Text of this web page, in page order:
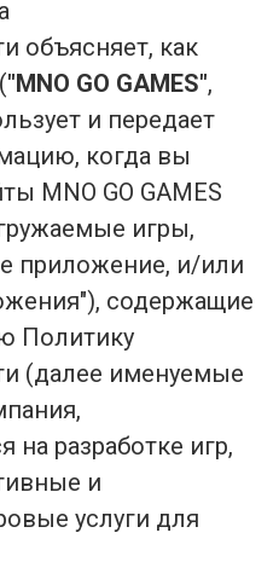
объясняет, как
"MNO GO GAMES",
и передает
когда вы
MNO GO GAMES
игры,
приложение, и/или
содержащие
Политику
(далее именуемые
на разработке игр,
и
услуги для